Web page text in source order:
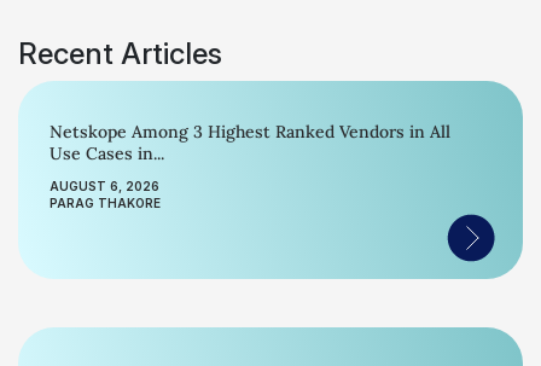
Recent Articles
Netskope Among 3 Highest Ranked Vendors in All
Use Cases in...
AUGUST 6, 2026
PARAG THAKORE